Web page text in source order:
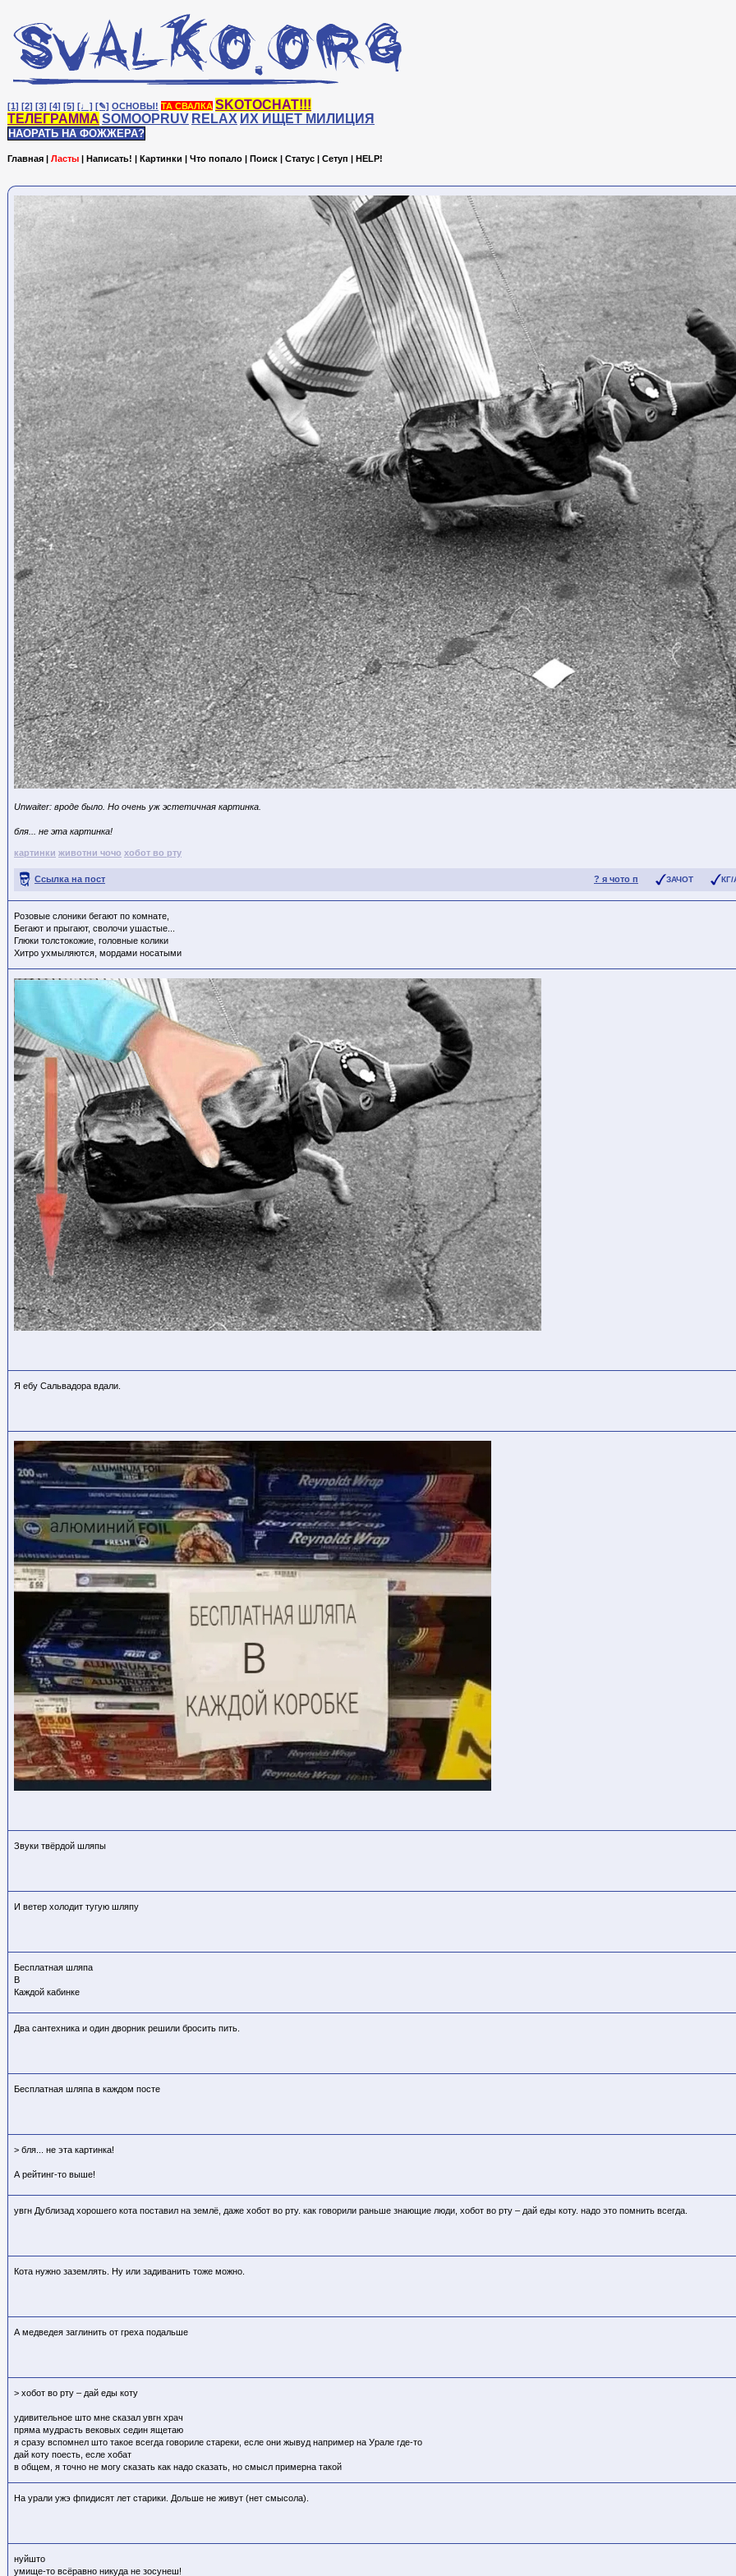
[1] [2] [3] [4] [5] [♩] [✎] ОСНОВЫ! ТА СВАЛКА SKOTOCHAT!!!
ТЕЛЕГРАММА SOMOOPRUV RELAX ИХ ИЩЕТ МИЛИЦИЯ
НАОРАТЬ НА ФОЖЖЕРА?
Главная | Ласты | Написать! | Картинки | Что попало | Поиск | Статус | Сетуп | HELP!
Unwaiter: вроде было. Но очень уж эстетичная картинка.
бля... не эта картинка!
картинки животни чочо хобот во рту
? я чото п ЗАЧОТ
Ссылка на пост
Розовые слоники бегают по комнате,
Бегают и прыгают, сволочи ушастые...
Глюки толстокожие, головные колики
Хитро ухмыляются, мордами носатыми
Я ебу Сальвадора вдали.
Звуки твёрдой шляпы
И ветер холодит тугую шляпу
Бесплатная шляпа
В
Каждой кабинке
Два сантехника и один дворник решили бросить пить.
Бесплатная шляпа в каждом посте
> бля... не эта картинка!
А рейтинг-то выше!
увгн Дублизад хорошего кота поставил на землё, даже хобот во рту. как говорили раньше знающие люди, хобот во рту – дай еды коту. надо это помнить всегда.
Кота нужно заземлять. Ну или задиванить тоже можно.
А медведея заглинить от греха подальше
> хобот во рту – дай еды коту
удивительное што мне сказал увгн храч
пряма мудрасть вековых седин ящетаю
я сразу вспомнел што такое всегда говориле стареки, есле они жывуд например на Урале где-то
дай коту поесть, есле хобат
в общем, я точно не могу сказать как надо сказать, но смысл примерна такой
На урали ужэ фпидисят лет старики. Дольше не живут (нет смысола).
нуйшто
умище-то всёравно никуда не зосунеш!